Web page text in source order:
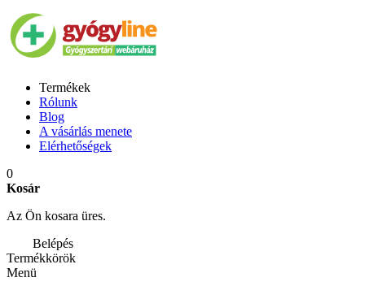
Termékek
Rólunk
Blog
A vásárlás menete
Elérhetőségek
0
Kosár
Az Ön kosara üres.
Belépés
Termékkörök
Menü